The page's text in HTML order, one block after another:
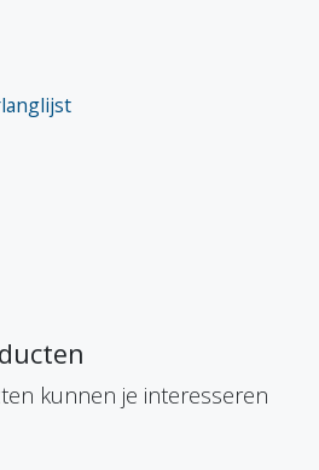
kunnen je interesseren